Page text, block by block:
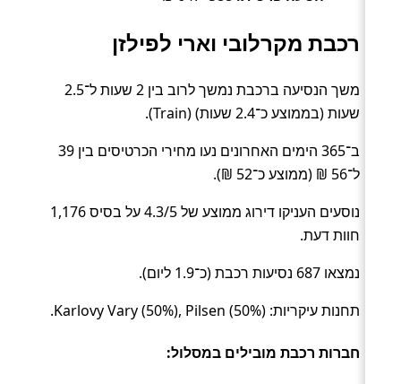
רכבת מקרלובי וארי לפילזן
משך הנסיעה ברכבת נמשך לרוב בין 2 שעות ל־2.5
שעות (בממוצע כ־2.4 שעות) (Train).
ב־365 הימים האחרונים נעו מחירי הכרטיסים בין 39
ל־56 ₪ (ממוצע כ־52 ₪).
נוסעים העניקו דירוג ממוצע של 4.3/5 על בסיס 1,176
חוות דעת.
נמצאו 687 נסיעות רכבת (כ־1.9 ליום).
תחנות עיקריות: Karlovy Vary (50%), Pilsen (50%).
חברות רכבת מובילים במסלול: